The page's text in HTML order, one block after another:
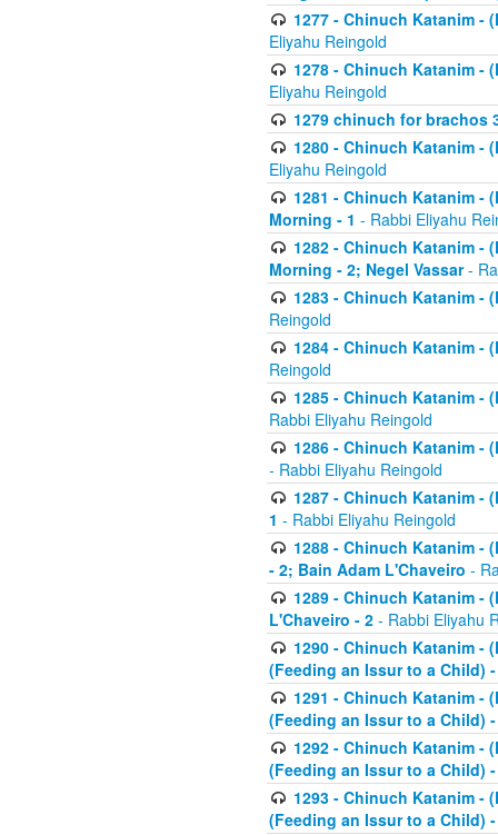
1277 - Chinuch Katanim -
Eliyahu Reingold
1278 - Chinuch Katanim -
Eliyahu Reingold
1279 chinuch for brachos
1280 - Chinuch Katanim -
Eliyahu Reingold
1281 - Chinuch Katanim -
Morning - 1 - Rabbi Eliyahu
1282 - Chinuch Katanim -
Morning - 2; Negel Vassar-
1283 - Chinuch Katanim -
Reingold
1284 - Chinuch Katanim -
Reingold
1285 - Chinuch Katanim -
Rabbi Eliyahu Reingold
1286 - Chinuch Katanim -
- Rabbi Eliyahu Reingold
1287 - Chinuch Katanim -
1 - Rabbi Eliyahu Reingold
1288 - Chinuch Katanim -
- 2; Bain Adam L'Chaveiro -
1289 - Chinuch Katanim -
L'Chaveiro - 2 - Rabbi Eliyahu
1290 - Chinuch Katanim -
(Feeding an Issur to a Child)
1291 - Chinuch Katanim -
(Feeding an Issur to a Child)
1292 - Chinuch Katanim -
(Feeding an Issur to a Child)
1293 - Chinuch Katanim -
(Feeding an Issur to a Child)